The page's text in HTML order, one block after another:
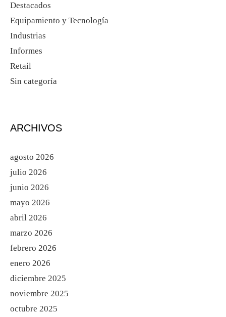
Destacados
Equipamiento y Tecnología
Industrias
Informes
Retail
Sin categoría
ARCHIVOS
agosto 2026
julio 2026
junio 2026
mayo 2026
abril 2026
marzo 2026
febrero 2026
enero 2026
diciembre 2025
noviembre 2025
octubre 2025